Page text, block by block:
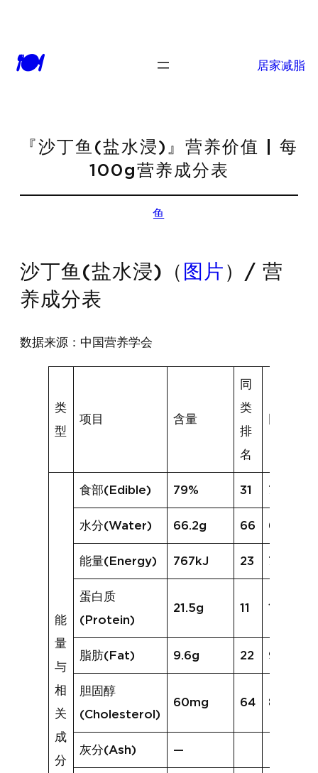
🍽 居家减脂
『沙丁鱼(盐水浸)』营养价值 | 每
100g营养成分表
鱼
沙丁鱼(盐水浸)（ 图片 ）/ 营
养成分表
数据来源：中国营养学会
类
型
项目 含量
同
类
排
名
能
量
与
相
关
成
分
食部(Edible) 79% 31 74%
水分(Water) 66.2g 66 67.0g
能量(Energy) 767kJ 23 720kJ
蛋白质
(Protein)
21.5g 11 19.4g
脂肪(Fat) 9.6g 22 9.1g
胆固醇
(Cholesterol)
60mg 64 82mg
灰分(Ash) —